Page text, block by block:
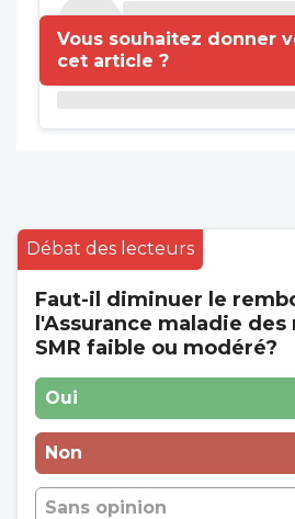
Vous souhaitez donner
cet article ?
Débat des lecteurs
Faut-il diminuer le
l'Assurance maladie
SMR faible ou modéré?
Oui
Non
Sans opinion